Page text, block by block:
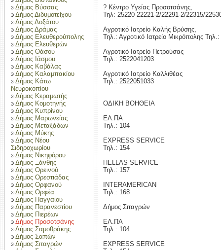
Δήμος Βύσσας
Δήμος Διδυμοτείχου
Δήμος Δοξάτου
Δήμος Δράμας
Δήμος Ελευθερούπολης
Δήμος Ελευθερών
Δήμος Θάσου
Δήμος Ιάσμου
Δήμος Καβάλας
Δήμος Καλαμπακίου
Δήμος Κάτω
Νευροκοπίου
Δήμος Κεραμωτής
Δήμος Κομοτηνής
Δήμος Κυπρίνου
Δήμος Μαρωνείας
Δήμος Μεταξάδων
Δήμος Μύκης
Δήμος Νέου
Σιδηροχωρίου
Δήμος Νικηφόρου
Δήμος Ξάνθης
Δήμος Ορεινού
Δήμος Ορεστιάδας
Δήμος Ορφανού
Δήμος Ορφέα
Δήμος Παγγαίου
Δήμος Παρανεστίου
Δήμος Πιερέων
Δήμος Προσοτσάνης
Δήμος Σαμοθράκης
Δήμος Σαπών
Δήμος Σιταγρών
? Κέντρο Υγείας Προσοτσάνης,
Τηλ: 25220 22221-2/22291-2/22315/
Αγροτικό Ιατρείο Καλής Βρύσης,
Τηλ.: Αγροτικό Ιατρείο Μικρόπολης
Αγροτικό Ιατρείο Πετρούσας
Τηλ.: 2522041203
Αγροτικό Ιατρείο Καλλιθέας
Τηλ.: 2522051033
ΟΔΙΚΗ ΒΟΗΘΕΙΑ
ΕΛ.ΠΑ
Τηλ.: 104
EXPRESS SERVICE
Τηλ.: 154
HELLAS SERVICE
Τηλ.: 157
INTERAMERICAN
Τηλ.: 168
Δήμος Σιταγρών
ΕΛ.ΠΑ
Τηλ.: 104
EXPRESS SERVICE